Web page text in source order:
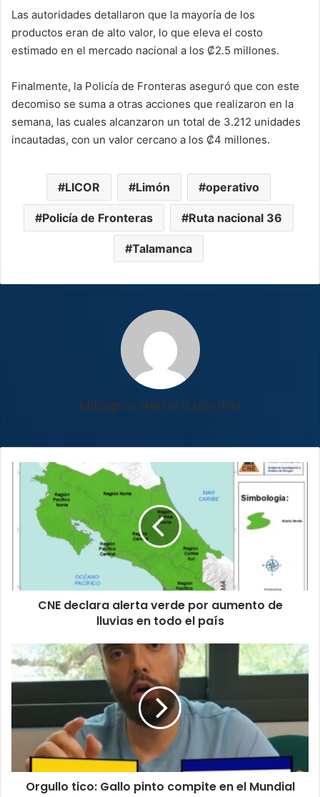
Las autoridades detallaron que la mayoría de los
productos eran de alto valor, lo que eleva el costo
estimado en el mercado nacional a los ₡2.5 millones.
Finalmente, la Policía de Fronteras aseguró que con este
decomiso se suma a otras acciones que realizaron en la
semana, las cuales alcanzaron un total de 3.212 unidades
incautadas, con un valor cercano a los ₡4 millones.
LICOR Limón operativo
Policía de Fronteras Ruta nacional 36
Talamanca
Milagros Herrera Montiel
CNE
declara
verde
por
en
CNE declara alerta verde por aumento de
lluvias en todo el país
Orgullo
tico:
Gallo
compite
Mundial
de
Desayunos
Orgullo tico: Gallo pinto compite en el Mundial